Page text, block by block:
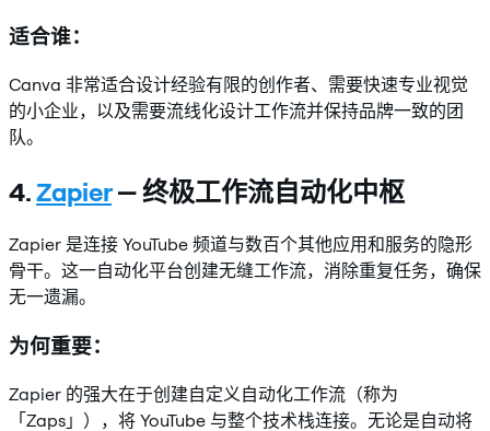
适合谁：
Canva 非常适合设计经验有限的创作者、需要快速专业视觉
的小企业，以及需要流线化设计工作流并保持品牌一致的团
队。
4.Zapier— 终极工作流自动化中枢
Zapier 是连接 YouTube 频道与数百个其他应用和服务的隐形
骨干。这一自动化平台创建无缝工作流，消除重复任务，确保
无一遗漏。
为何重要：
Zapier 的强大在于创建自定义自动化工作流（称为
「Zaps」），将 YouTube 与整个技术栈连接。无论是自动将